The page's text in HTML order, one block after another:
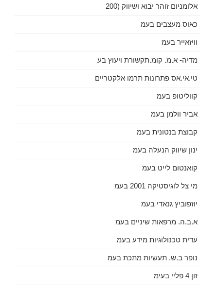
אלומניום זוהר יבוא ושיווק (200
כאוס מעצבים בעמ
וויזאייר בעמ
מדיה- א.מ. קומ.תקשורת ויעוץ בע
טי.אי.אס פתרונות תרמו אלקטריים
קווליטופ בעמ
אביר וולמן בעמ
קבוצת בנטונית בעמ
ינון שיווק הנעלה בעמ
קואנטום לייט בעמ
מי צל לוגיסטיקה 2001 בעמ
יוזפוביץ גנאדי בעמ
א.ב.ה. מרפאות שיניים בעמ
עדית טכנולוגיות מידע בעמ
נופר ב.ש. תעשיות מתכת בעמ
זון 4 פליי בעימ